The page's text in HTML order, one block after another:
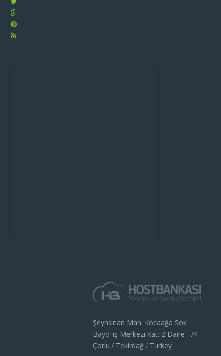
Şeyhsinan Mah. Kocaağa Sok.
Bayol iş Merkezi Kat: 2 Daire : 74
Çorlu / Tekirdağ / Turkey